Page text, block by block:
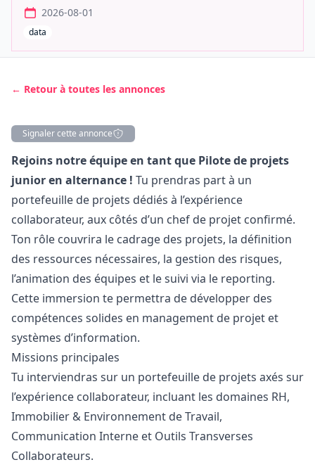
2026-08-01
data
← Retour à toutes les annonces
Signaler cette annonce
Description
Rejoins notre équipe en tant que Pilote de projets
junior en alternance ! Tu prendras part à un
portefeuille de projets dédiés à l’expérience
collaborateur, aux côtés d’un chef de projet confirmé.
Ton rôle couvrira le cadrage des projets, la définition
des ressources nécessaires, la gestion des risques,
l’animation des équipes et le suivi via le reporting.
Cette immersion te permettra de développer des
compétences solides en management de projet et
systèmes d’information.
Missions principales
Tu interviendras sur un portefeuille de projets axés sur
l’expérience collaborateur, incluant les domaines RH,
Immobilier & Environnement de Travail,
Communication Interne et Outils Transverses
Collaborateurs.